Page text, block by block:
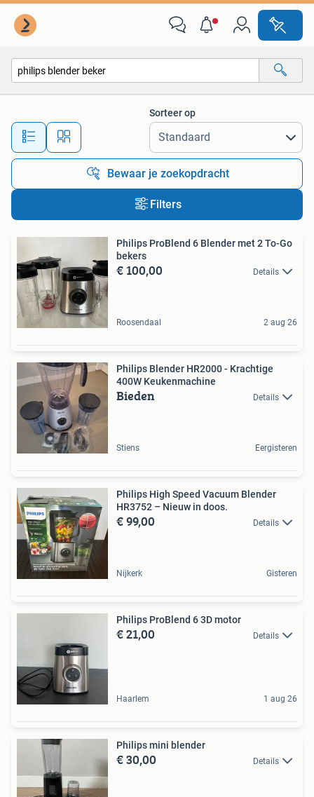
Alle afstanden…
Sorteer op
Bewaar je zoekopdracht
Filters
Philips ProBlend 6 Blender met 2 To-Go
bekers
€ 100,00 Details
Roosendaal 2 aug 26
Philips Blender HR2000 - Krachtige
400W Keukenmachine
Bieden Details
Stiens Eergisteren
Philips High Speed Vacuum Blender
HR3752 – Nieuw in doos.
€ 99,00 Details
Nijkerk Gisteren
Philips ProBlend 6 3D motor
€ 21,00 Details
Haarlem 1 aug 26
Philips mini blender
€ 30,00 Details